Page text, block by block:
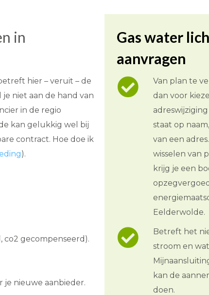
in
hier – veruit – de
niet aan de hand van
in de regio
kan gelukkig wel bij
contract. Hoe doe ik
).
co2 gecompenseerd).
je nieuwe aanbieder.
Gas water
aanvragen
Van plan te
dan voor
staat op
van een
wisselen van
krijg je een
Eelderwolde.
Betreft het
stroom en
kan de
doen.